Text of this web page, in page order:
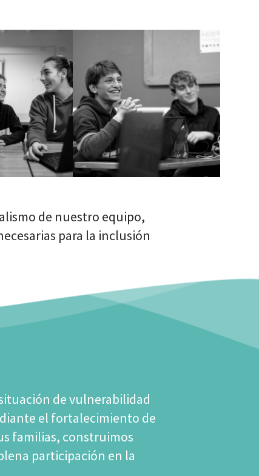
de nuestro equipo,
para la inclusión
de vulnerabilidad
el fortalecimiento de
familias, construimos
participación en la